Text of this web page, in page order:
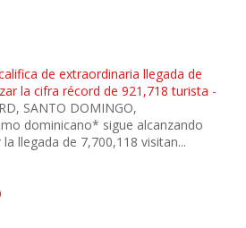
de extraordinaria llegada de
la cifra récord de 921,718 turista -
SANTO DOMINGO,
dominicano* sigue alcanzando
llegada de 7,700,118 visitan...